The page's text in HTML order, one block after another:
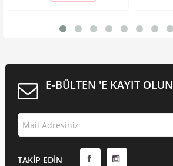
E-BÜLTEN 'E KAYIT OLUN
TAKIP EDIN